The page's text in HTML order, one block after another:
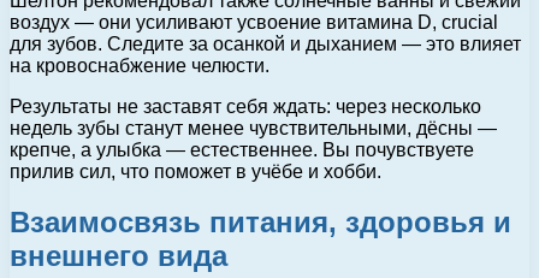
воздух — они усиливают усвоение витамина D, crucial
для зубов. Следите за осанкой и дыханием — это влияет
на кровоснабжение челюсти.
Результаты не заставят себя ждать: через несколько
недель зубы станут менее чувствительными, дёсны —
крепче, а улыбка — естественнее. Вы почувствуете
прилив сил, что поможет в учёбе и хобби.
Взаимосвязь питания, здоровья и
внешнего вида